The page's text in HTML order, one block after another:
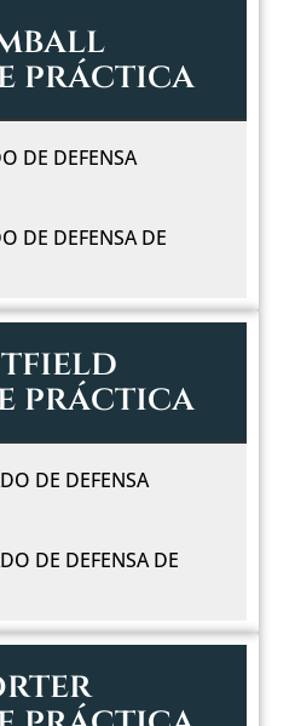
práctica
DE DEFENSA
DE DEFENSA DE
práctica
DE DEFENSA
DE DEFENSA DE